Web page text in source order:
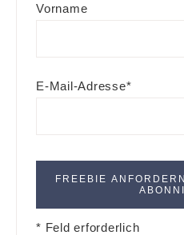
Vorname
E-Mail-Adresse*
* Feld erforderlich